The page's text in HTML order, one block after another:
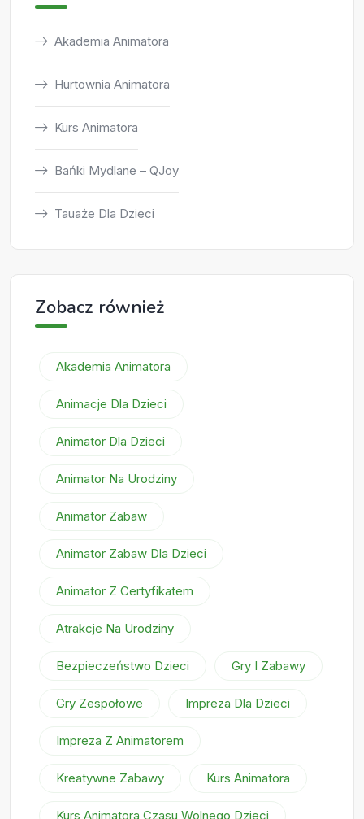
Akademia Animatora
Hurtownia Animatora
Kurs Animatora
Bańki Mydlane – QJoy
Tauaże Dla Dzieci
Zobacz również
Akademia Animatora
Animacje Dla Dzieci
Animator Dla Dzieci
Animator Na Urodziny
Animator Zabaw
Animator Zabaw Dla Dzieci
Animator Z Certyfikatem
Atrakcje Na Urodziny
Bezpieczeństwo Dzieci Gry I Zabawy
Gry Zespołowe Impreza Dla Dzieci
Impreza Z Animatorem
Kreatywne Zabawy Kurs Animatora
Kurs Animatora Czasu Wolnego Dzieci